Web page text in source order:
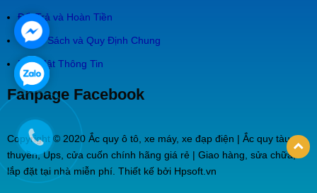
Đổi Trả và Hoàn Tiền
Chính Sách và Quy Định Chung
Bảo Mật Thông Tin
Fanpage Facebook
Copyright © 2020 Ắc quy ô tô, xe máy, xe đạp điện | Ắc quy tàu
thuyền, Ups, cửa cuốn chính hãng giá rẻ | Giao hàng, sửa chữa,
lắp đặt tại nhà miễn phí. Thiết kế bởi Hpsoft.vn